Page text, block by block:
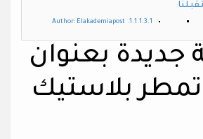
Author: Elakademiapost
جديدة بعنوان
تمطر بلاستيك